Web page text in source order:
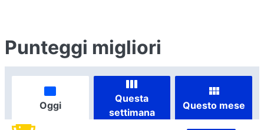
Punteggi migliori
Oggi
Questa
settimana
Questo mese